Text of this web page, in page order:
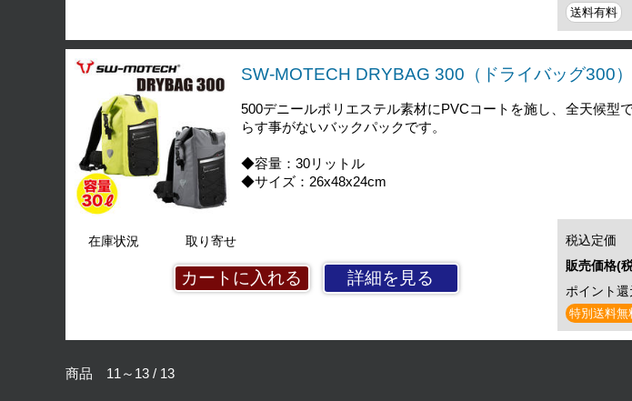
送料有料
SW-MOTECH DRYBAG 300（ドライバッグ300
500デニールポリエステル素材にPVCコートを施し、全天候型
らす事がないバックパックです。
◆容量：30リットル
◆サイズ：26x48x24cm
在庫状況 取り寄せ
詳細を見る
税込定価
販売価格(
ポイント
特別送料無
商品 11～13 / 13